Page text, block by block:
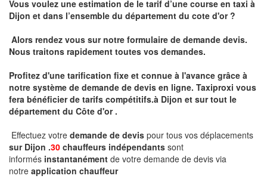
Vous voulez une estimation de le tarif d’une course en taxi à
Dijon et dans l’ensemble du département du cote d'or ?
Alors rendez vous sur notre formulaire de demande devis.
Nous traitons rapidement toutes vos demandes.
Profitez d'une tarification fixe et connue à l'avance grâce à
notre système de demande de devis en ligne. Taxiproxi vous
fera bénéficier de tarifs compétitifs.à Dijon et sur tout le
département du Côte d'or .
Effectuez votre demande de devis pour tous vos déplacements
sur Dijon .30 chauffeurs indépendants sont
informés instantanément de votre demande de devis via
notre application chauffeur